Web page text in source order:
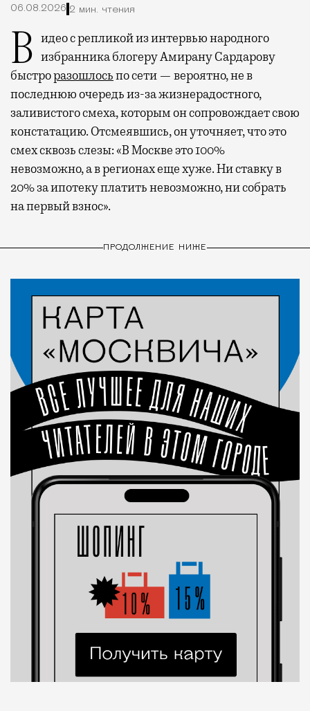
06.08.2026 2 мин. чтения
Видео с репликой из интервью народного избранника блогеру Амирану Сардарову
быстроразошлосьпо сети — вероятно, не в
последнюю очередь из-за жизнерадостного,
заливистого смеха, которым он сопровождает свою
констатацию. Отсмеявшись, он уточняет, что это
смех сквозь слезы: «В Москве это 100%
невозможно, а в регионах еще хуже. Ни ставку в
20% за ипотеку платить невозможно, ни собрать
на первый взнос».
ПРОДОЛЖЕНИЕ НИЖЕ